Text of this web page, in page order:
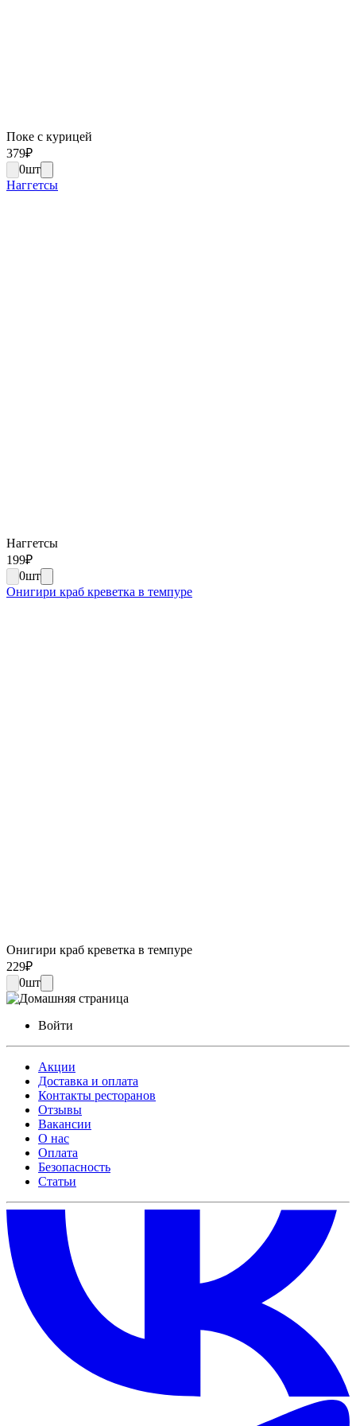
Поке с курицей
379₽
0шт
Наггетсы
Наггетсы
199₽
0шт
Онигири краб креветка в темпуре
Онигири краб креветка в темпуре
229₽
0шт
Войти
Акции
Доставка и оплата
Контакты ресторанов
Отзывы
Вакансии
О нас
Оплата
Безопасность
Статьи